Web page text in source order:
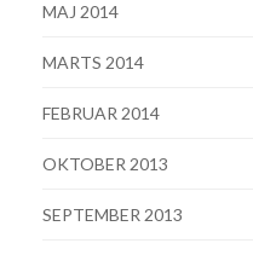
MAJ 2014
MARTS 2014
FEBRUAR 2014
OKTOBER 2013
SEPTEMBER 2013